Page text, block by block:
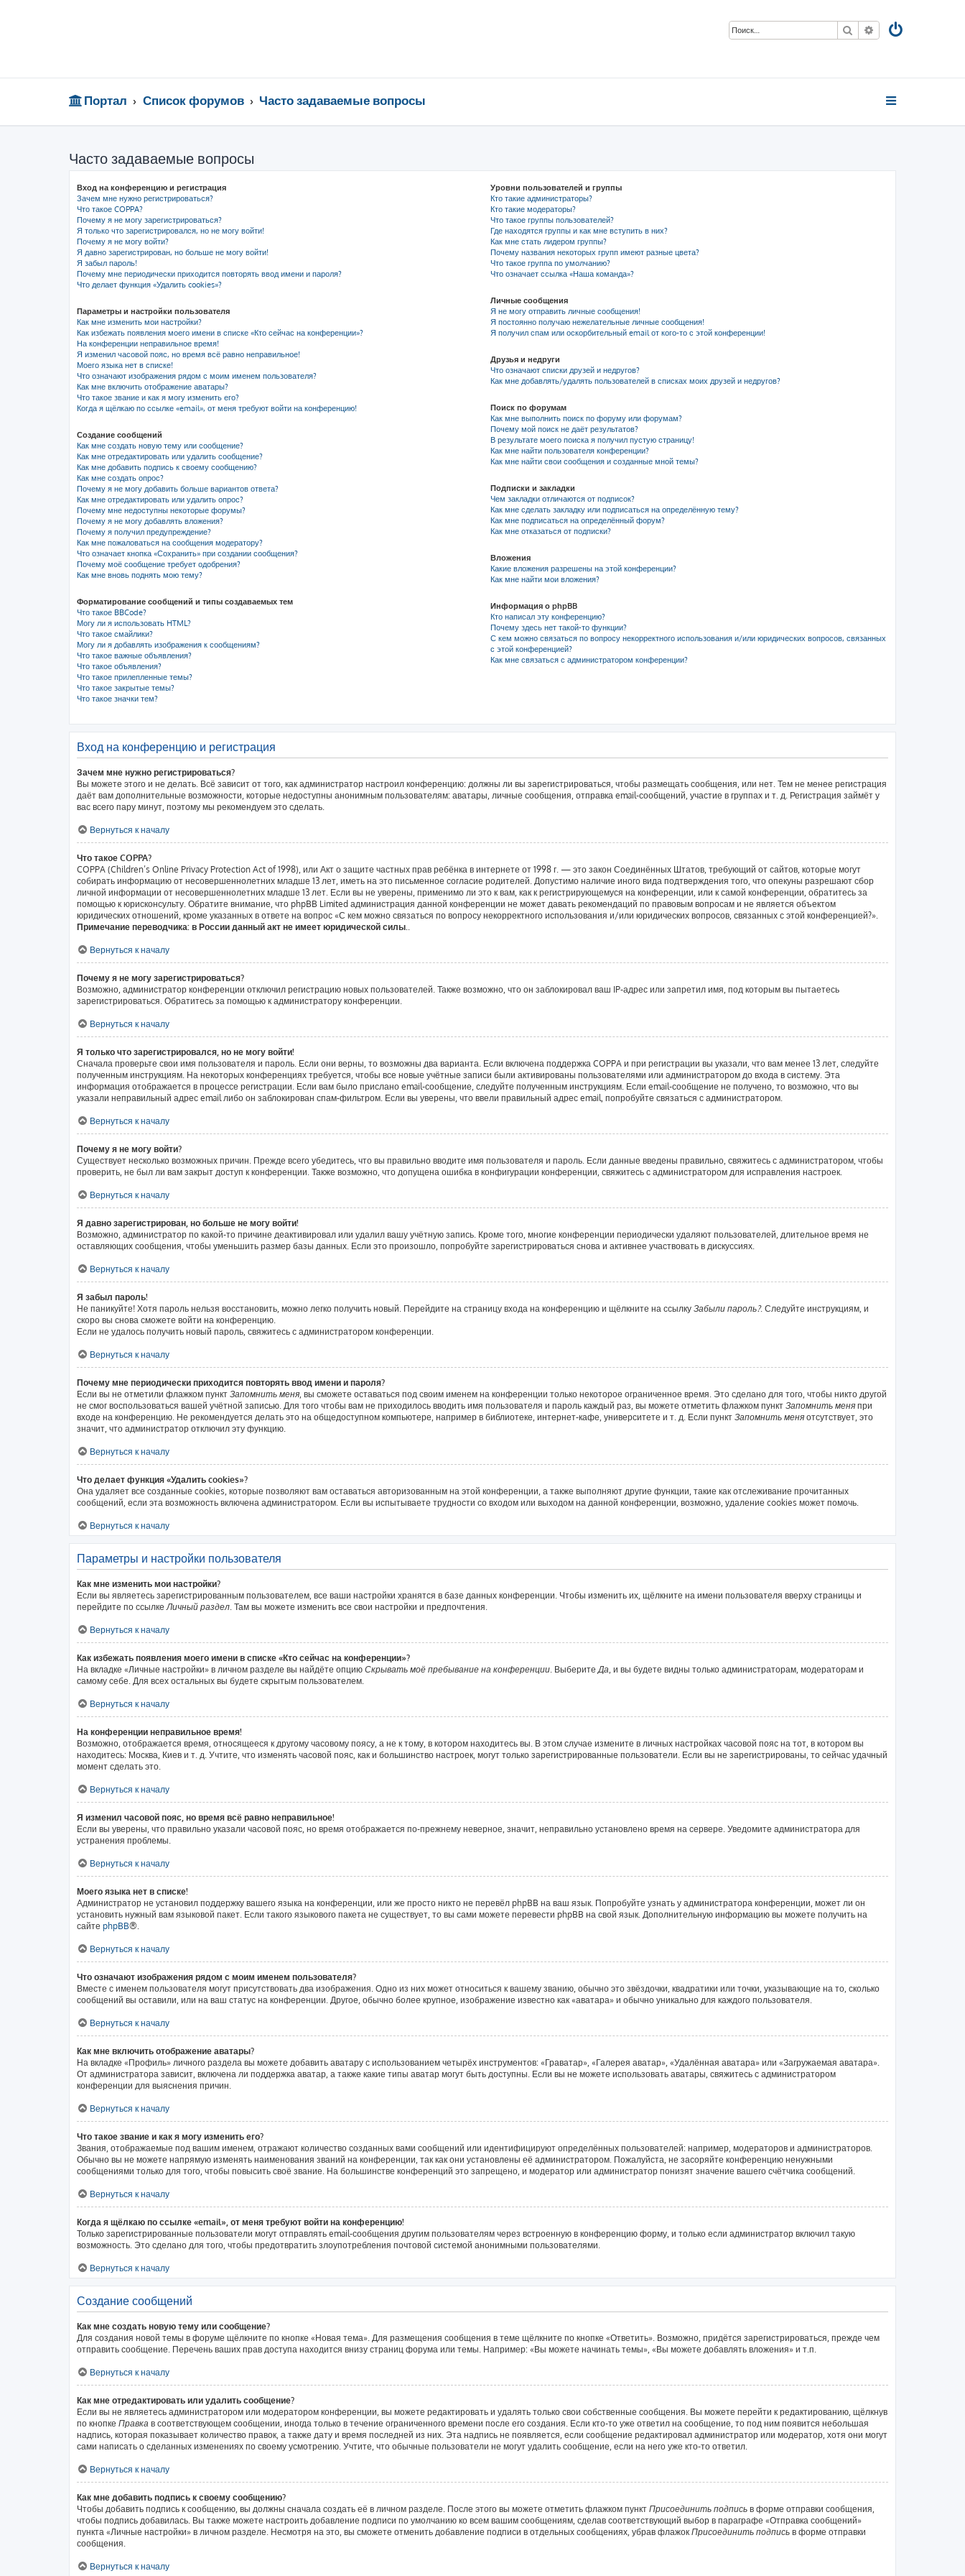
Поиск Расширенный
Портал Список форумов Часто задаваемые вопросы
Часто задаваемые вопросы
Вход на конференцию и регистрация
Зачем мне нужно регистрироваться?
Что такое COPPA?
Почему я не могу зарегистрироваться?
Я только что зарегистрировался, но не могу войти!
Почему я не могу войти?
Я давно зарегистрирован, но больше не могу войти!
Я забыл пароль!
Почему мне периодически приходится повторять ввод имени и пароля?
Что делает функция «Удалить cookies»?
Параметры и настройки пользователя
Как мне изменить мои настройки?
Как избежать появления моего имени в списке «Кто сейчас на конференции»?
На конференции неправильное время!
Я изменил часовой пояс, но время всё равно неправильное!
Моего языка нет в списке!
Что означают изображения рядом с моим именем пользователя?
Как мне включить отображение аватары?
Что такое звание и как я могу изменить его?
Когда я щёлкаю по ссылке «email», от меня требуют войти на конференцию!
Создание сообщений
Как мне создать новую тему или сообщение?
Как мне отредактировать или удалить сообщение?
Как мне добавить подпись к своему сообщению?
Как мне создать опрос?
Почему я не могу добавить больше вариантов ответа?
Как мне отредактировать или удалить опрос?
Почему мне недоступны некоторые форумы?
Почему я не могу добавлять вложения?
Почему я получил предупреждение?
Как мне пожаловаться на сообщения модератору?
Что означает кнопка «Сохранить» при создании сообщения?
Почему моё сообщение требует одобрения?
Как мне вновь поднять мою тему?
Форматирование сообщений и типы создаваемых тем
Что такое BBCode?
Могу ли я использовать HTML?
Что такое смайлики?
Могу ли я добавлять изображения к сообщениям?
Что такое важные объявления?
Что такое объявления?
Что такое прилепленные темы?
Что такое закрытые темы?
Что такое значки тем?
Уровни пользователей и группы
Кто такие администраторы?
Кто такие модераторы?
Что такое группы пользователей?
Где находятся группы и как мне вступить в них?
Как мне стать лидером группы?
Почему названия некоторых групп имеют разные цвета?
Что такое группа по умолчанию?
Что означает ссылка «Наша команда»?
Личные сообщения
Я не могу отправить личные сообщения!
Я постоянно получаю нежелательные личные сообщения!
Я получил спам или оскорбительный email от кого-то с этой конференции!
Друзья и недруги
Что означают списки друзей и недругов?
Как мне добавлять/удалять пользователей в списках моих друзей и недругов?
Поиск по форумам
Как мне выполнить поиск по форуму или форумам?
Почему мой поиск не даёт результатов?
В результате моего поиска я получил пустую страницу!
Как мне найти пользователя конференции?
Как мне найти свои сообщения и созданные мной темы?
Подписки и закладки
Чем закладки отличаются от подписок?
Как мне сделать закладку или подписаться на определённую тему?
Как мне подписаться на определённый форум?
Как мне отказаться от подписки?
Вложения
Какие вложения разрешены на этой конференции?
Как мне найти мои вложения?
Информация о phpBB
Кто написал эту конференцию?
Почему здесь нет такой-то функции?
С кем можно связаться по вопросу некорректного использования и/или юридических вопросов, связанных
с этой конференцией?
Как мне связаться с администратором конференции?
Вход на конференцию и регистрация
Зачем мне нужно регистрироваться?
Вы можете этого и не делать. Всё зависит от того, как администратор настроил конференцию: должны ли вы зарегистрироваться, чтобы размещать сообщения, или нет. Тем не менее регистрация
даёт вам дополнительные возможности, которые недоступны анонимным пользователям: аватары, личные сообщения, отправка email-сообщений, участие в группах и т. д. Регистрация займёт у
вас всего пару минут, поэтому мы рекомендуем это сделать.
Вернуться к началу
Что такое COPPA?
COPPA (Children’s Online Privacy Protection Act of 1998), или Акт о защите частных прав ребёнка в интернете от 1998 г. — это закон Соединённых Штатов, требующий от сайтов, которые могут
собирать информацию от несовершеннолетних младше 13 лет, иметь на это письменное согласие родителей. Допустимо наличие иного вида подтверждения того, что опекуны разрешают сбор
личной информации от несовершеннолетних младше 13 лет. Если вы не уверены, применимо ли это к вам, как к регистрирующемуся на конференции, или к самой конференции, обратитесь за
помощью к юрисконсульту. Обратите внимание, что phpBB Limited администрация данной конференции не может давать рекомендаций по правовым вопросам и не является объектом
юридических отношений, кроме указанных в ответе на вопрос «С кем можно связаться по вопросу некорректного использования и/или юридических вопросов, связанных с этой конференцией?».
Примечание переводчика: в России данный акт не имеет юридической силы..
Вернуться к началу
Почему я не могу зарегистрироваться?
Возможно, администратор конференции отключил регистрацию новых пользователей. Также возможно, что он заблокировал ваш IP-адрес или запретил имя, под которым вы пытаетесь
зарегистрироваться. Обратитесь за помощью к администратору конференции.
Вернуться к началу
Я только что зарегистрировался, но не могу войти!
Сначала проверьте свои имя пользователя и пароль. Если они верны, то возможны два варианта. Если включена поддержка COPPA и при регистрации вы указали, что вам менее 13 лет, следуйте
полученным инструкциям. На некоторых конференциях требуется, чтобы все новые учётные записи были активированы пользователями или администратором до входа в систему. Эта
информация отображается в процессе регистрации. Если вам было прислано email-сообщение, следуйте полученным инструкциям. Если email-сообщение не получено, то возможно, что вы
указали неправильный адрес email либо он заблокирован спам-фильтром. Если вы уверены, что ввели правильный адрес email, попробуйте связаться с администратором.
Вернуться к началу
Почему я не могу войти?
Существует несколько возможных причин. Прежде всего убедитесь, что вы правильно вводите имя пользователя и пароль. Если данные введены правильно, свяжитесь с администратором, чтобы
проверить, не был ли вам закрыт доступ к конференции. Также возможно, что допущена ошибка в конфигурации конференции, свяжитесь с администратором для исправления настроек.
Вернуться к началу
Я давно зарегистрирован, но больше не могу войти!
Возможно, администратор по какой-то причине деактивировал или удалил вашу учётную запись. Кроме того, многие конференции периодически удаляют пользователей, длительное время не
оставляющих сообщения, чтобы уменьшить размер базы данных. Если это произошло, попробуйте зарегистрироваться снова и активнее участвовать в дискуссиях.
Вернуться к началу
Я забыл пароль!
Не паникуйте! Хотя пароль нельзя восстановить, можно легко получить новый. Перейдите на страницу входа на конференцию и щёлкните на ссылку Забыли пароль?. Следуйте инструкциям, и
скоро вы снова сможете войти на конференцию.
Если не удалось получить новый пароль, свяжитесь с администратором конференции.
Вернуться к началу
Почему мне периодически приходится повторять ввод имени и пароля?
Если вы не отметили флажком пункт Запомнить меня, вы сможете оставаться под своим именем на конференции только некоторое ограниченное время. Это сделано для того, чтобы никто другой
не смог воспользоваться вашей учётной записью. Для того чтобы вам не приходилось вводить имя пользователя и пароль каждый раз, вы можете отметить флажком пункт Запомнить меня при
входе на конференцию. Не рекомендуется делать это на общедоступном компьютере, например в библиотеке, интернет-кафе, университете и т. д. Если пункт Запомнить меня отсутствует, это
значит, что администратор отключил эту функцию.
Вернуться к началу
Что делает функция «Удалить cookies»?
Она удаляет все созданные cookies, которые позволяют вам оставаться авторизованным на этой конференции, а также выполняют другие функции, такие как отслеживание прочитанных
сообщений, если эта возможность включена администратором. Если вы испытываете трудности со входом или выходом на данной конференции, возможно, удаление cookies может помочь.
Вернуться к началу
Параметры и настройки пользователя
Как мне изменить мои настройки?
Если вы являетесь зарегистрированным пользователем, все ваши настройки хранятся в базе данных конференции. Чтобы изменить их, щёлкните на имени пользователя вверху страницы и
перейдите по ссылкеЛичный раздел. Там вы можете изменить все свои настройки и предпочтения.
Вернуться к началу
Как избежать появления моего имени в списке «Кто сейчас на конференции»?
На вкладке «Личные настройки» в личном разделе вы найдёте опцию Скрывать моё пребывание на конференции. ВыберитеДа, и вы будете видны только администраторам, модераторам и
самому себе. Для всех остальных вы будете скрытым пользователем.
Вернуться к началу
На конференции неправильное время!
Возможно, отображается время, относящееся к другому часовому поясу, а не к тому, в котором находитесь вы. В этом случае измените в личных настройках часовой пояс на тот, в котором вы
находитесь: Москва, Киев и т. д. Учтите, что изменять часовой пояс, как и большинство настроек, могут только зарегистрированные пользователи. Если вы не зарегистрированы, то сейчас удачный
момент сделать это.
Вернуться к началу
Я изменил часовой пояс, но время всё равно неправильное!
Если вы уверены, что правильно указали часовой пояс, но время отображается по-прежнему неверное, значит, неправильно установлено время на сервере. Уведомите администратора для
устранения проблемы.
Вернуться к началу
Моего языка нет в списке!
Администратор не установил поддержку вашего языка на конференции, или же просто никто не перевёл phpBB на ваш язык. Попробуйте узнать у администратора конференции, может ли он
установить нужный вам языковой пакет. Если такого языкового пакета не существует, то вы сами можете перевести phpBB на свой язык. Дополнительную информацию вы можете получить на
сайте phpBB®.
Вернуться к началу
Что означают изображения рядом с моим именем пользователя?
Вместе с именем пользователя могут присутствовать два изображения. Одно из них может относиться к вашему званию, обычно это звёздочки, квадратики или точки, указывающие на то, сколько
сообщений вы оставили, или на ваш статус на конференции. Другое, обычно более крупное, изображение известно как «аватара» и обычно уникально для каждого пользователя.
Вернуться к началу
Как мне включить отображение аватары?
На вкладке «Профиль» личного раздела вы можете добавить аватару с использованием четырёх инструментов: «Граватар», «Галерея аватар», «Удалённая аватара» или «Загружаемая аватара».
От администратора зависит, включена ли поддержка аватар, а также какие типы аватар могут быть доступны. Если вы не можете использовать аватары, свяжитесь с администратором
конференции для выяснения причин.
Вернуться к началу
Что такое звание и как я могу изменить его?
Звания, отображаемые под вашим именем, отражают количество созданных вами сообщений или идентифицируют определённых пользователей: например, модераторов и администраторов.
Обычно вы не можете напрямую изменять наименования званий на конференции, так как они установлены её администратором. Пожалуйста, не засоряйте конференцию ненужными
сообщениями только для того, чтобы повысить своё звание. На большинстве конференций это запрещено, и модератор или администратор понизят значение вашего счётчика сообщений.
Вернуться к началу
Когда я щёлкаю по ссылке «email», от меня требуют войти на конференцию!
Только зарегистрированные пользователи могут отправлять email-сообщения другим пользователям через встроенную в конференцию форму, и только если администратор включил такую
возможность. Это сделано для того, чтобы предотвратить злоупотребления почтовой системой анонимными пользователями.
Вернуться к началу
Создание сообщений
Как мне создать новую тему или сообщение?
Для создания новой темы в форуме щёлкните по кнопке «Новая тема». Для размещения сообщения в теме щёлкните по кнопке «Ответить». Возможно, придётся зарегистрироваться, прежде чем
отправить сообщение. Перечень ваших прав доступа находится внизу страниц форума или темы. Например: «Вы можете начинать темы», «Вы можете добавлять вложения» и т.п.
Вернуться к началу
Как мне отредактировать или удалить сообщение?
Если вы не являетесь администратором или модератором конференции, вы можете редактировать и удалять только свои собственные сообщения. Вы можете перейти к редактированию, щёлкнув
по кнопке Правка в соответствующем сообщении, иногда только в течение ограниченного времени после его создания. Если кто-то уже ответил на сообщение, то под ним появится небольшая
надпись, которая показывает количество правок, а также дату и время последней из них. Эта надпись не появляется, если сообщение редактировал администратор или модератор, хотя они могут
сами написать о сделанных изменениях по своему усмотрению. Учтите, что обычные пользователи не могут удалить сообщение, если на него уже кто-то ответил.
Вернуться к началу
Как мне добавить подпись к своему сообщению?
Чтобы добавить подпись к сообщению, вы должны сначала создать её в личном разделе. После этого вы можете отметить флажком пункт Присоединить подпись в форме отправки сообщения,
чтобы подпись добавилась. Вы также можете настроить добавление подписи по умолчанию ко всем вашим сообщениям, сделав соответствующий выбор в параграфе «Отправка сообщений»
пункта «Личные настройки» в личном разделе. Несмотря на это, вы сможете отменить добавление подписи в отдельных сообщениях, убрав флажок Присоединить подпись в форме отправки
сообщения.
Вернуться к началу